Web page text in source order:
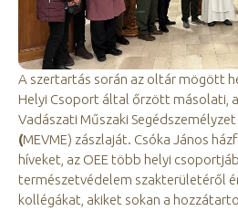
A szertartás során az oltár mögött
Helyi Csoport által őrzött másolati,
Vadászati Műszaki
(MEVME) zászlaját. Csóka János
híveket, az OEE több helyi
természetvédelem szakterületéről
kollégákat, akiket sokan a